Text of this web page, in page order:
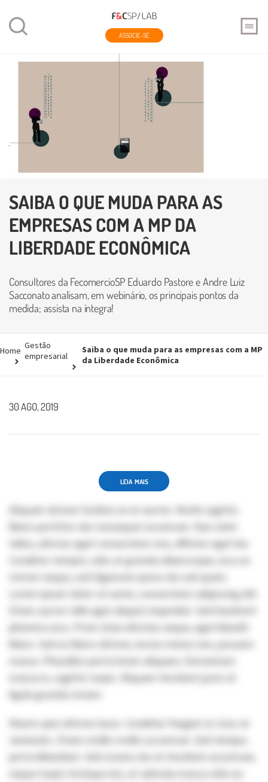
ASSOCIE-SE
SAIBA O QUE MUDA PARA AS
EMPRESAS COM A MP DA
LIBERDADE ECONÔMICA
Consultores da FecomercioSP Eduardo Pastore e Andre Luiz
Sacconato analisam, em webinário, os principais pontos da
medida; assista na íntegra!
Home Gestão
empresarial
Saiba o que muda para as empresas com a MP
da Liberdade Econômica
30 AGO, 2019
LEIA MAIS
Aliquam dictum facilisis ex et auctor. Morbi sagittis
libero porttitor dui consequat accumsan. Duis enim
tellus, ultrices eget consectetur non, efficitur eget leo.
Curabitur tempor, odio at gravida ullamcorper, arcu ex
rutrum neque, sed dignissim purus dui sed quam.
Lorem ipsum dolor sit amet, consectetur adipiscing elit.
Etiam auctor nibh eget aliquet imperdiet. Sed hendrerit
pharetra arcu. Proin vitae ultricies neque, eget blandit
libero. Sed ac libero ultrices, luctus metus non, posuere
massa. Phasellus porta lorem aliquam, fermentum
massa in, sagittis turpis. Aliquam tincidunt justo et
ligula gravida ornare.
Mauris quis ultrices lacus. Curabitur feugiat ac risus at
venenatis. Etiam mollis mollis accumsan. Sed tempus
porta bibendum. Sed ornare, leo et tincidunt accumsan,
neque turpis tristique nisi, at vehicula massa odio eu